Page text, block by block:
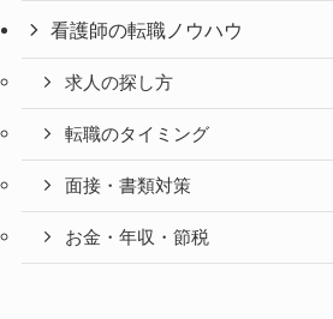
看護師の転職ノウハウ
求人の探し方
転職のタイミング
面接・書類対策
お金・年収・節税